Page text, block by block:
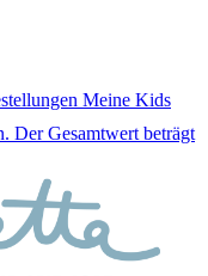
Meine Kids
Der Gesamtwert beträgt